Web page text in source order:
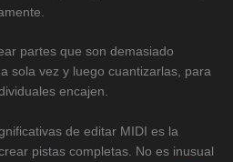
partes que son demasiado
sola vez y luego cuantizarlas, para
encajen.
de editar MIDI es la
pistas completas. No es inusual